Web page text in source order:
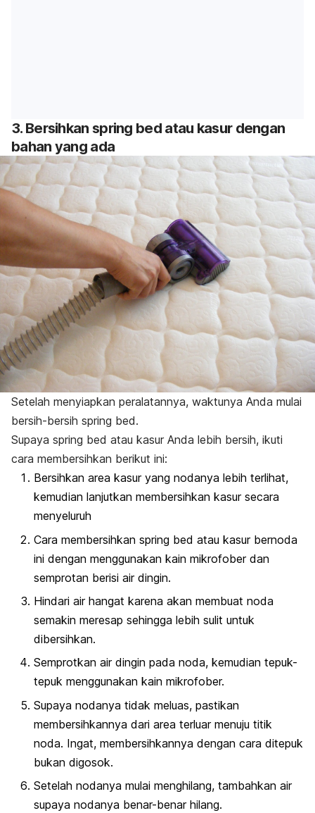
3. Bersihkan spring bed atau kasur dengan
bahan yang ada
Setelah menyiapkan peralatannya, waktunya Anda mulai
bersih-bersih spring bed.
Supaya spring bed atau kasur Anda lebih bersih, ikuti
cara membersihkan berikut ini:
Bersihkan area kasur yang nodanya lebih terlihat,
kemudian lanjutkan membersihkan kasur secara
menyeluruh
Cara membersihkan spring bed atau kasur bernoda
ini dengan menggunakan kain mikrofober dan
semprotan berisi air dingin.
Hindari air hangat karena akan membuat noda
semakin meresap sehingga lebih sulit untuk
dibersihkan.
Semprotkan air dingin pada noda, kemudian tepuk-
tepuk menggunakan kain mikrofober.
Supaya nodanya tidak meluas, pastikan
membersihkannya dari area terluar menuju titik
noda. Ingat, membersihkannya dengan cara ditepuk
bukan digosok.
Setelah nodanya mulai menghilang, tambahkan air
supaya nodanya benar-benar hilang.